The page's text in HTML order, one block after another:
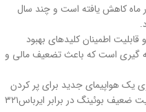
هواپیما در ماه کاهش یافته است و چند سال
اطمینان کلیدهای بهبود
گیری است که باعث تضعیف مالی و
یک هواپیمای جدید برای پر کردن
شکاف در خط تولید ندارد. اشاره او به موقعیت ضعیف بوئینگ در برابر ایرباس۳۲۱